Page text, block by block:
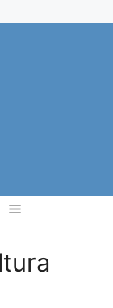
Menu